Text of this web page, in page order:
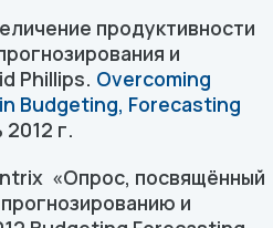
продуктивности
и
Phillips. Overcoming
Budgeting, Forecasting
г.
«Опрос, посвящённый
и